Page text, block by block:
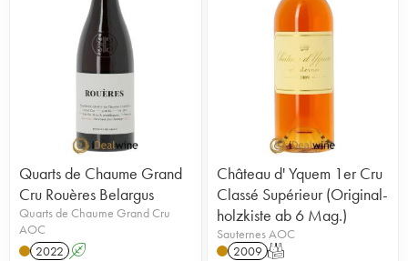
Quarts de Chaume Grand
Cru Rouères Belargus
Quarts de Chaume Grand Cru
AOC
2022 A
Château d' Yquem 1er Cru
Classé Supérieur (Original-
holzkiste ab 6 Mag.)
Sauternes AOC
2009 T